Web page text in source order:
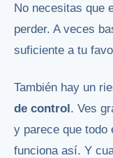
No necesitas que
perder. A veces
suficiente a tu
También hay un
de control. Ves
y parece que todo
funciona así. Y